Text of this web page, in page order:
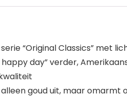
“Original Classics” met
day” verder,
goud uit, maar omarmt